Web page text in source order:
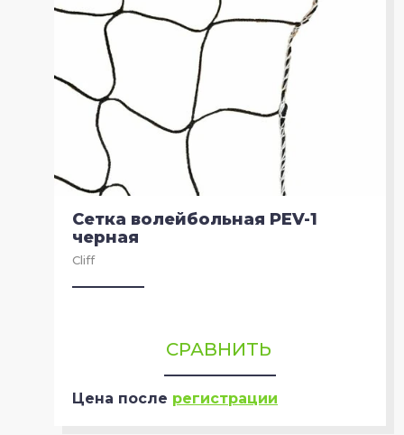
Сетка волейбольная PEV-1
черная
Cliff
СРАВНИТЬ
Цена после регистрации